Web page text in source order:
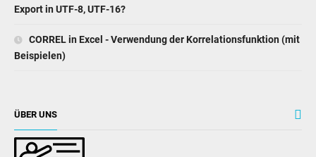
Export in UTF-8, UTF-16?
CORREL in Excel - Verwendung der Korrelationsfunktion (mit
Beispielen)
ÜBER UNS